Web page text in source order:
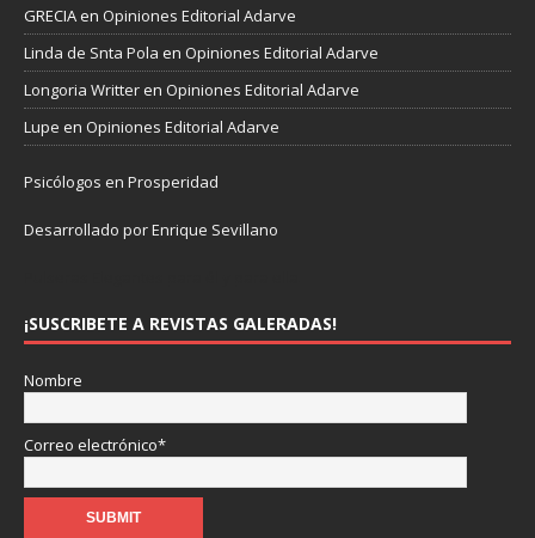
GRECIAen Opiniones Editorial Adarve
Linda de Snta Pola en Opiniones Editorial Adarve
Longoria Writteren Opiniones Editorial Adarve
Lupe en Opiniones Editorial Adarve
Psicólogos en Prosperidad
Desarrollado por Enrique Sevillano
¡SUSCRIBETE A REVISTAS GALERADAS!
Nombre
Correo electrónico*